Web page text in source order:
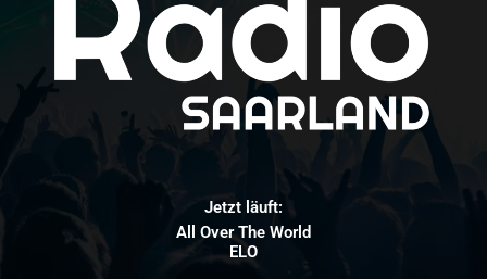
Jetzt läuft:
All Over The World
ELO